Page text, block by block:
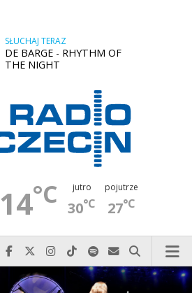
SŁUCHAJ TERAZ
DE BARGE - RHYTHM OF
THE NIGHT
14°C jutro
30°C
pojutrze
27°C
Najlepiej po prostu do nas zadzwoń
Odwiedź nas na Facebook-u
Odwiedź nas na X
Odwiedź nas na Instagram-ie
Odwiedź nas na TikTok-u
Szukaj nas na Spotify
Wyślij do nas
Szukaj